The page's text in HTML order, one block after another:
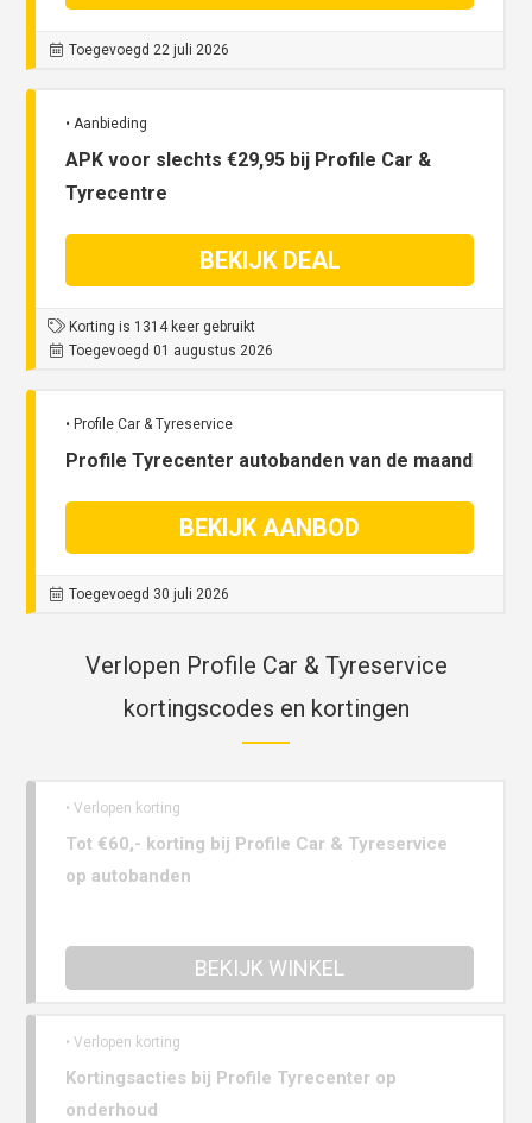
Toegevoegd 22 juli 2026
• Aanbieding
APK voor slechts €29,95 bij Profile Car &
Tyrecentre
BEKIJK DEAL
Korting is 1314 keer gebruikt
Toegevoegd 01 augustus 2026
• Profile Car & Tyreservice
Profile Tyrecenter autobanden van de maand
BEKIJK AANBOD
Toegevoegd 30 juli 2026
Verlopen Profile Car & Tyreservice
kortingscodes en kortingen
• Verlopen korting
Tot €60,- korting bij Profile Car & Tyreservice
op autobanden
BEKIJK WINKEL
• Verlopen korting
Kortingsacties bij Profile Tyrecenter op
onderhoud